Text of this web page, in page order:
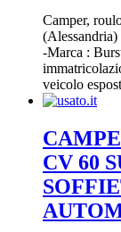
Camper,
(Alessandria)
-Marca :
veicolo
CV 60